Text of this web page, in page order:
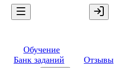
Обучение
Банк заданий
Отзывы